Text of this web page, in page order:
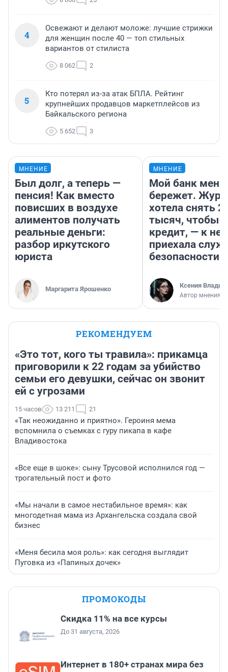
4
Освежают и делают моложе: лучшие стрижки
для женщин после 40 — топ стильных
вариантов от стилиста
8 062 2
5
Кто потерял из-за атак БПЛА. Рейтинг
крупнейших продавцов маркетплейсов из
Байкальского региона
5 652 3
МНЕНИЕ
Был долг, а теперь —
пенсия! Как вместо
повисших в воздухе
алиментов получать
реальные деньги:
разбор иркутского
юриста
Маргарита Ярошенко
МНЕНИЕ
Мой банк меня
бережет.
хотела снять
тысяч, чтобы
кредит, — к
приехала
безопасности
Ксения
Автор мнения
РЕКОМЕНДУЕМ
«Это тот, кого ты травила»: прикамца
приговорили к 22 годам за убийство
семьи его девушки, сейчас он звонит
ей с угрозами
15 часов 13 211 21
«Так неожиданно и приятно». Героиня мема
вспомнила о съемках с гуру пикапа в кафе
Владивостока
«Все еще в шоке»: сыну Трусовой исполнился год —
трогательный пост и фото
«Мы начали в самое нестабильное время»: как
многодетная мама из Архангельска создала свой
бизнес
«Меня бесила моя роль»: как сегодня выглядит
Пуговка из «Папиных дочек»
ПРОМОКОДЫ
Скидка 11% на все курсы
До 31 августа, 2026
Интернет в 180+ странах мира без